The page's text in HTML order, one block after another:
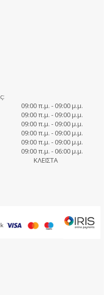
09:00 π.μ. - 09:00 μ.μ.
09:00 π.μ. - 09:00 μ.μ.
09:00 π.μ. - 09:00 μ.μ.
09:00 π.μ. - 09:00 μ.μ.
09:00 π.μ. - 09:00 μ.μ.
09:00 π.μ. - 06:00 μ.μ.
ΚΛΕΙΣΤΑ